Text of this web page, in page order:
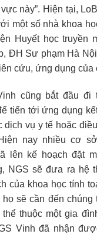
này”. Hiện tại,
một số nhà khoa
Huyết học truyền
ĐH Sư phạm Hà
cứu, ứng dụng của
cũng bắt đầu đi
tiến tới ứng dụng
dịch vụ y tế hoặc
nay nhiều cơ
lên kế hoạch đặt
NGS sẽ đưa ra hệ
của khoa học tính
sẽ cần đến chúng
thuộc một gia
Vinh đã nhận